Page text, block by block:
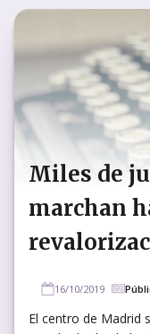
Miles de
marchan
16/10/2019
El centro de Madrid